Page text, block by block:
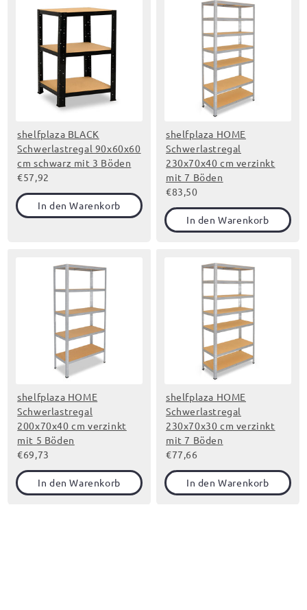
shelfplaza BLACK
Schwerlastregal 90x60x60
cm schwarz mit 3 Böden
€57,92
In den Warenkorb
shelfplaza HOME
Schwerlastregal
230x70x40 cm verzinkt
mit 7 Böden
€83,50
In den Warenkorb
shelfplaza HOME
Schwerlastregal
200x70x40 cm verzinkt
mit 5 Böden
€69,73
In den Warenkorb
shelfplaza HOME
Schwerlastregal
230x70x30 cm verzinkt
mit 7 Böden
€77,66
In den Warenkorb